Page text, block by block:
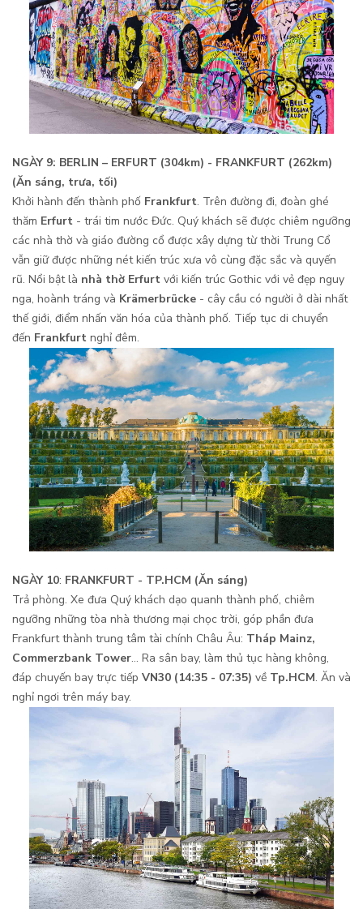
NGÀY 9: BERLIN – ERFURT (304km) - FRANKFURT (262km)
(Ăn sáng, trưa, tối)
Khởi hành đến thành phố Frankfurt. Trên đường đi, đoàn ghé
thăm Erfurt - trái tim nước Đức. Quý khách sẽ được chiêm ngưỡng
các nhà thờ và giáo đường cổ được xây dựng từ thời Trung Cổ
vẫn giữ được những nét kiến trúc xưa vô cùng đặc sắc và quyến
rũ. Nổi bật là nhà thờ Erfurt với kiến trúc Gothic với vẻ đẹp nguy
nga, hoành tráng và Krämerbrücke - cây cầu có người ở dài nhất
thế giới, điểm nhấn văn hóa của thành phố. Tiếp tục di chuyển
đến Frankfurt nghỉ đêm.
NGÀY 10: FRANKFURT - TP.HCM (Ăn sáng)
Trả phòng. Xe đưa Quý khách dạo quanh thành phố, chiêm
ngưỡng những tòa nhà thương mại chọc trời, góp phần đưa
Frankfurt thành trung tâm tài chính Châu Âu: Tháp Mainz,
Commerzbank Tower… Ra sân bay, làm thủ tục hàng không,
đáp chuyến bay trực tiếp VN30 (14:35 - 07:35) về Tp.HCM. Ăn và
nghỉ ngơi trên máy bay.